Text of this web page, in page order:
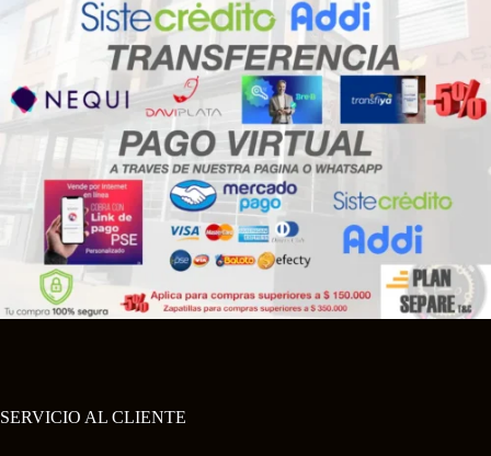
SERVICIO AL CLIENTE